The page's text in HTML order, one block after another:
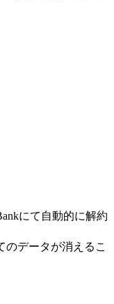
にて自動的に解約
データが消えるこ